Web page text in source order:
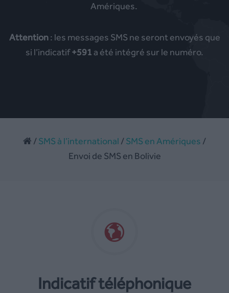
Amériques.
Attention: les messages SMS ne seront envoyés que
si l’indicatif+591 a été intégré sur le numéro.
/SMS à l’international /SMS en Amériques /
Envoi de SMS en Bolivie
Indicatif téléphonique